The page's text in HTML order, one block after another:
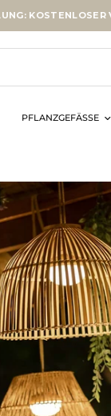
VERSAND
PFLANZGEFÄSSE